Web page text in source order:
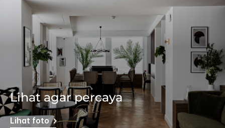
Lihat agar percaya
Lihat foto